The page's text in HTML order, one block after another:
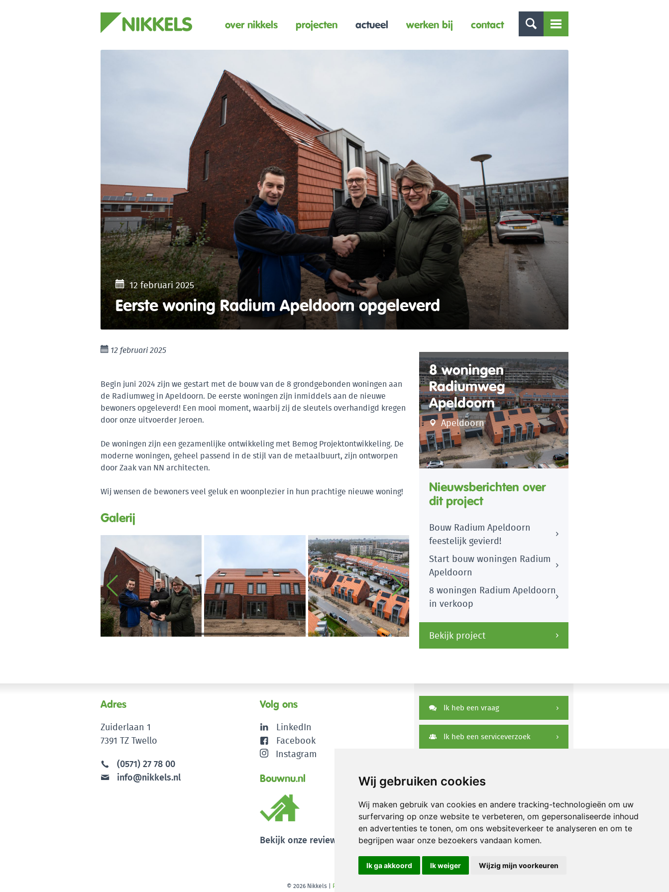
Wij gebruiken cookies
Wij maken gebruik van cookies en andere tracking-technologieën om uw
surfervaring op onze website te verbeteren, om gepersonaliseerde inhoud
en advertenties te tonen, om ons websiteverkeer te analyseren en om te
begrijpen waar onze bezoekers vandaan komen.
Ik ga akkoord Ik weiger Wijzig mijn voorkeuren
over nikkels projecten actueel werken bij contact
12 februari 2025
Eerste woning Radium Apeldoorn opgeleverd
12 februari 2025
Begin juni 2024 zijn we gestart met de bouw van de 8 grondgebonden woningen aan
de Radiumweg in Apeldoorn. De eerste woningen zijn inmiddels aan de nieuwe
bewoners opgeleverd! Een mooi moment, waarbij zij de sleutels overhandigd kregen
door onze uitvoerder Jeroen.
De woningen zijn een gezamenlijke ontwikkeling met Bemog Projektontwikkeling. De
moderne woningen, geheel passend in de stijl van de metaalbuurt, zijn ontworpen
door Zaak van NN architecten.
Wij wensen de bewoners veel geluk en woonplezier in hun prachtige nieuwe woning!
Galerij
8 woningen
Radiumweg
Apeldoorn
Apeldoorn
Nieuwsberichten over
dit project
Bouw Radium Apeldoorn
feestelijk gevierd!
Start bouw woningen Radium
Apeldoorn
8 woningen Radium Apeldoorn
in verkoop
Bekijk project
Adres
Zuiderlaan 1
7391 TZ Twello
(0571) 27 78 00
info@nikkels.nl
Volg ons
LinkedIn
Facebook
Instagram
Bouwnu.nl
Bekijk onze reviews
Ik heb een vraag
Ik heb een serviceverzoek
© 2026 Nikkels | Privacy disclaimer